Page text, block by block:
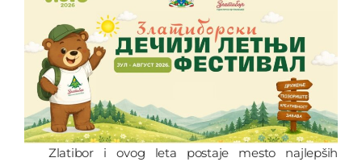
Zlatibor i ovog leta postaje mesto najlepših